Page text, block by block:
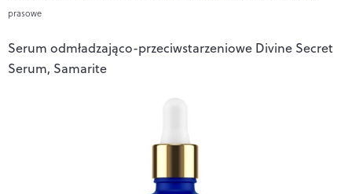
prasowe
Serum odmładzająco-przeciwstarzeniowe Divine Secret
Serum, Samarite